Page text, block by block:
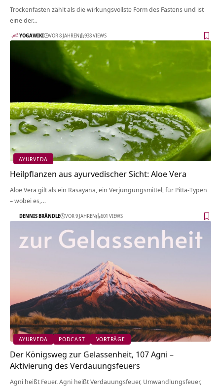
Trockenfasten zählt als die wirkungsvollste Form des Fastens und ist
eine der…
YOGAWIKI VOR 8 JAHREN 938 VIEWS
AYURVEDA
Heilpflanzen aus ayurvedischer Sicht: Aloe Vera
Aloe Vera gilt als ein Rasayana, ein Verjüngungsmittel, für Pitta-Typen
– wobei es,…
DENNIS BRÄNDLE VOR 9 JAHREN 601 VIEWS
AYURVEDA PODCAST VORTRÄGE
Der Königsweg zur Gelassenheit, 107 Agni –
Aktivierung des Verdauungsfeuers
Agni heißt Feuer. Agni heißt Verdauungsfeuer, Umwandlungsfeuer,